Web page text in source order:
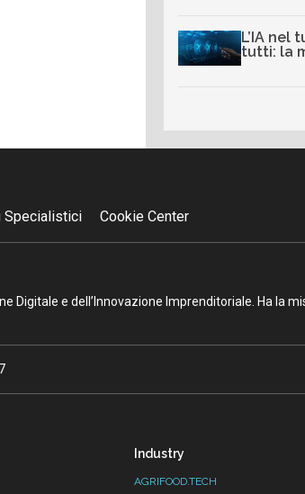
L’IA nel
tutti: la
Specialistici Cookie Center
e dell’Innovazione Imprenditoriale. Ha la
Industry
AGRIFOOD.TECH